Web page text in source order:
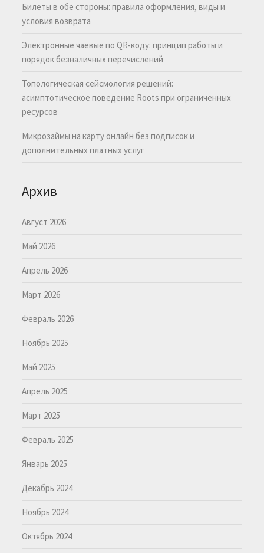
Билеты в обе стороны: правила оформления, виды и
условия возврата
Электронные чаевые по QR-коду: принцип работы и
порядок безналичных перечислений
Топологическая сейсмология решений:
асимптотическое поведение Roots при ограниченных
ресурсов
Микрозаймы на карту онлайн без подписок и
дополнительных платных услуг
Архив
Август 2026
Май 2026
Апрель 2026
Март 2026
Февраль 2026
Ноябрь 2025
Май 2025
Апрель 2025
Март 2025
Февраль 2025
Январь 2025
Декабрь 2024
Ноябрь 2024
Октябрь 2024